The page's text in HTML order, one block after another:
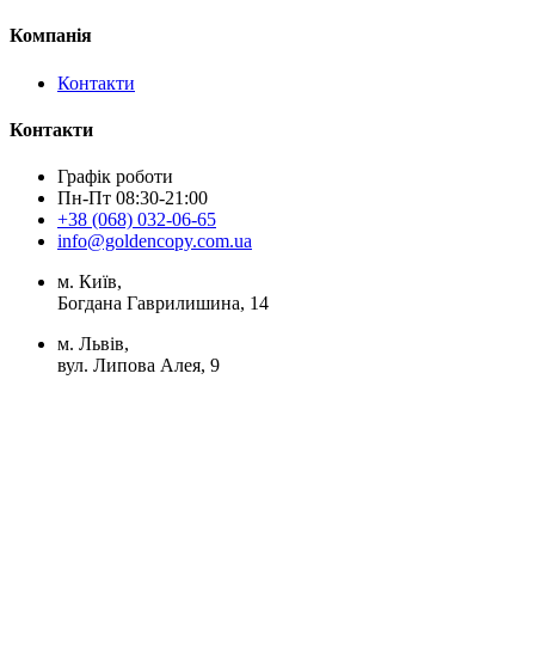
Компанія
Контакти
Контакти
Графік роботи
Пн-Пт 08:30-21:00
+38 (068) 032-06-65
info@goldencopy.com.ua
м. Київ,
Богдана Гаврилишина, 14
м. Львів,
вул. Липова Алея, 9